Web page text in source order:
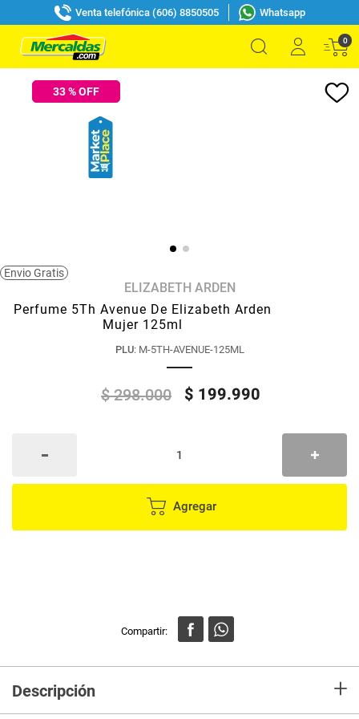
Venta telefónica (606) 8850505 Whatsapp
0
33% OFF
Envio Gratis
ELIZABETH ARDEN
Perfume 5Th Avenue De Elizabeth Arden
Mujer 125ml
PLU: M-5TH-AVENUE-125ML
$ 298.000 $ 199.990
Agregar
Descripción +